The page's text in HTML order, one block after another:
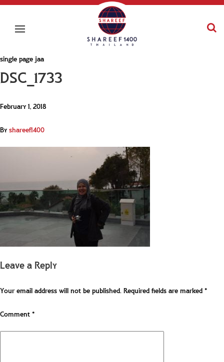
single page jaa
DSC_1733
February 1, 2018
Byshareef1400
Leave a Reply
Your email address will not be published.Required fields are marked*
Comment*